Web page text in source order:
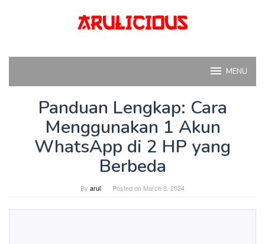
MENU
Panduan Lengkap: Cara
Menggunakan 1 Akun
WhatsApp di 2 HP yang
Berbeda
By arul Posted on March 8, 2024